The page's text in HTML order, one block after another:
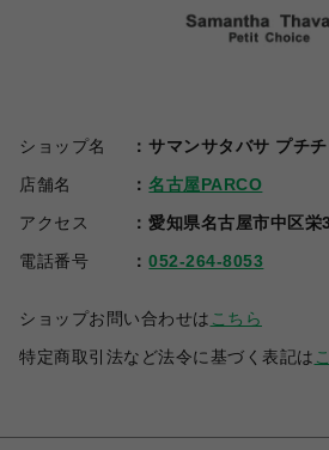
ショップ名
サマンサタバサ プチ
店舗名
名古屋PARCO
アクセス
愛知県名古屋市中区
電話番号
052-264-8053
ショップお問い合わせは こちら
特定商取引法など法令に基づく表記は